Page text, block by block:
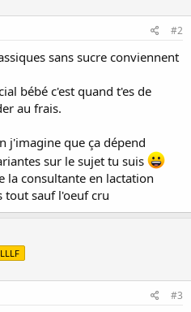
#2
sans sucre conviennent
bébé c'est quand t'es de
au frais.
j'imagine que ça dépend
sur le sujet tu suis
la consultante en lactation
tout sauf l'oeuf cru
#3